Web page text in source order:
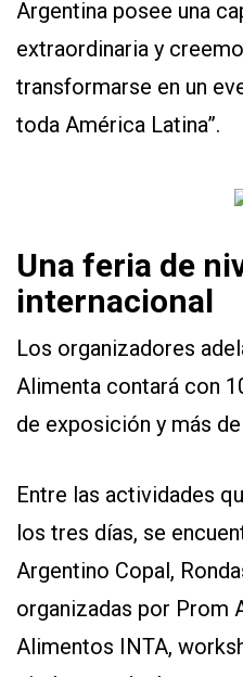
Argentina posee una
extraordinaria y
transformarse en un
toda América Latina”.
Una feria de
internacional
Los organizadores
Alimenta contará con
de exposición y más
Entre las actividades
los tres días, se
Argentino Copal,
organizadas por Prom
Alimentos INTA,